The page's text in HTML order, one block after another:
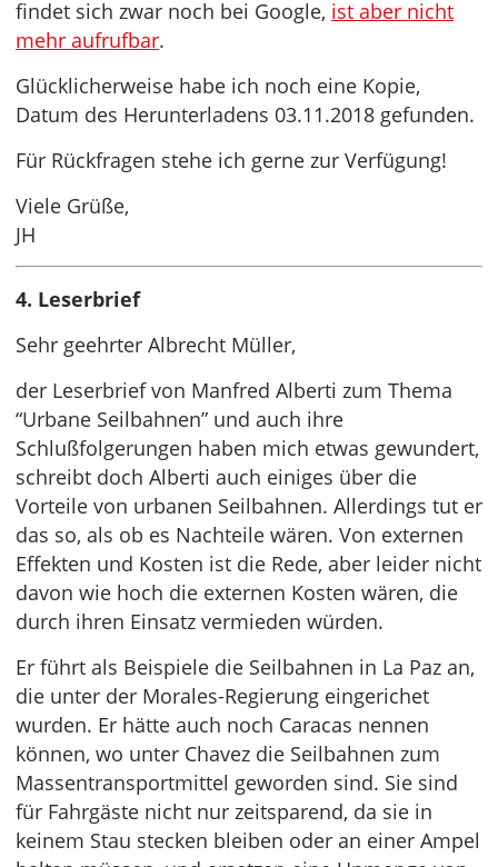
findet sich zwar noch bei Google, ist aber nicht
mehr aufrufbar.
Glücklicherweise habe ich noch eine Kopie,
Datum des Herunterladens 03.11.2018 gefunden.
Für Rückfragen stehe ich gerne zur Verfügung!
Viele Grüße,
JH
4. Leserbrief
Sehr geehrter Albrecht Müller,
der Leserbrief von Manfred Alberti zum Thema
“Urbane Seilbahnen” und auch ihre
Schlußfolgerungen haben mich etwas gewundert,
schreibt doch Alberti auch einiges über die
Vorteile von urbanen Seilbahnen. Allerdings tut er
das so, als ob es Nachteile wären. Von externen
Effekten und Kosten ist die Rede, aber leider nicht
davon wie hoch die externen Kosten wären, die
durch ihren Einsatz vermieden würden.
Er führt als Beispiele die Seilbahnen in La Paz an,
die unter der Morales-Regierung eingerichet
wurden. Er hätte auch noch Caracas nennen
können, wo unter Chavez die Seilbahnen zum
Massentransportmittel geworden sind. Sie sind
für Fahrgäste nicht nur zeitsparend, da sie in
keinem Stau stecken bleiben oder an einer Ampel